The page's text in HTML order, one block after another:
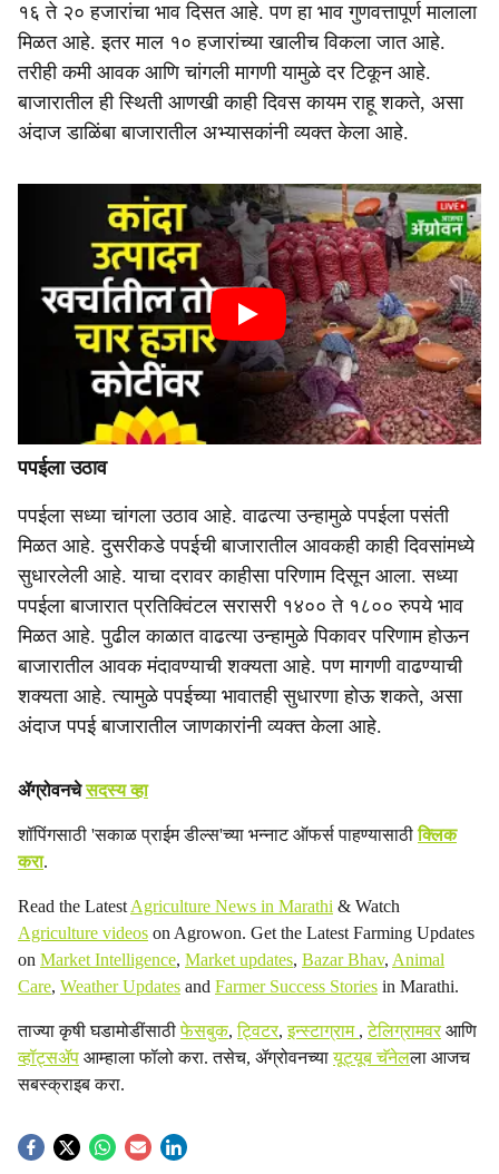
१६ ते २० हजारांचा भाव दिसत आहे. पण हा भाव गुणवत्तापूर्ण मालाला
मिळत आहे. इतर माल १० हजारांच्या खालीच विकला जात आहे.
तरीही कमी आवक आणि चांगली मागणी यामुळे दर टिकून आहे.
बाजारातील ही स्थिती आणखी काही दिवस कायम राहू शकते, असा
अंदाज डाळिंबा बाजारातील अभ्यासकांनी व्यक्त केला आहे.
पपईला उठाव
पपईला सध्या चांगला उठाव आहे. वाढत्या उन्हामुळे पपईला पसंती
मिळत आहे. दुसरीकडे पपईची बाजारातील आवकही काही दिवसांमध्ये
सुधारलेली आहे. याचा दरावर काहीसा परिणाम दिसून आला. सध्या
पपईला बाजारात प्रतिक्विंटल सरासरी १४०० ते १८०० रुपये भाव
मिळत आहे. पुढील काळात वाढत्या उन्हामुळे पिकावर परिणाम होऊन
बाजारातील आवक मंदावण्याची शक्यता आहे. पण मागणी वाढण्याची
शक्यता आहे. त्यामुळे पपईच्या भावातही सुधारणा होऊ शकते, असा
अंदाज पपई बाजारातील जाणकारांनी व्यक्त केला आहे.
ॲग्रोवनचेसदस्य व्हा
शॉपिंगसाठी 'सकाळ प्राईम डील्स'च्या भन्नाट ऑफर्स पाहण्यासाठीक्लिक
करा.
Read the Latest Agriculture News in Marathi & Watch
Agriculture videos on Agrowon. Get the Latest Farming Updates
on Market Intelligence, Market updates, Bazar Bhav, Animal
Care, Weather Updates and Farmer Success Stories in Marathi.
ताज्या कृषी घडामोडींसाठीफेसबुक,ट्विटर,इन्स्टाग्राम ,टेलिग्रामवरआणि
व्हॉट्सॲप आम्हाला फॉलो करा. तसेच, ॲग्रोवनच्यायूट्यूब चॅनेलला आजच
सबस्क्राइब करा.